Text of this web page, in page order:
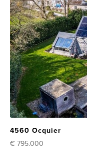
4560 Ocquier
€ 795.000